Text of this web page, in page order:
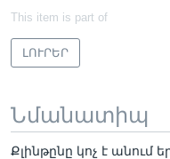
This item is part of
ԼՈՒՐԵՐ
Նմանատիպ
Քլինթընը կոչ է